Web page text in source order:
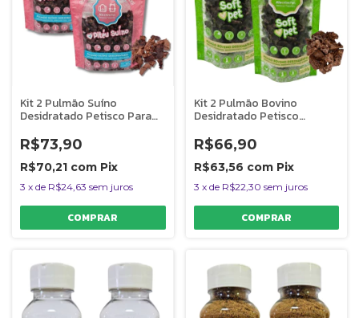
Kit 2 Pulmão Suíno
Desidratado Petisco Para
AlecrimPet
R$73,90
R$70,21 com Pix
3 x de R$24,63 sem juros
Kit 2 Pulmão Bovino
Desidratado Petisco
AlecrimPet
R$66,90
R$63,56 com Pix
3 x de R$22,30 sem juros